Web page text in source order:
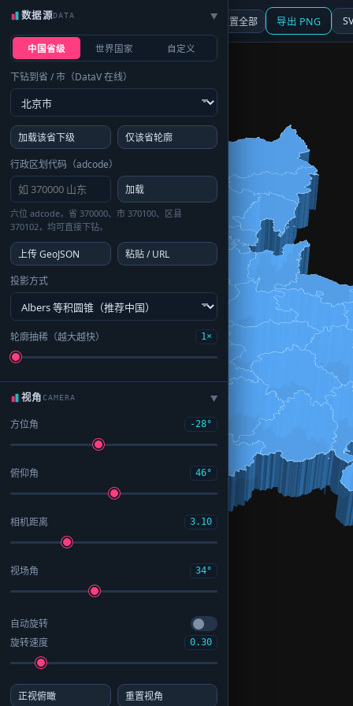
☰ 面板 地图 重置全部 导出 PNG
数据源DATA ▶
中国省级 世界国家 自定义
下钻到省 / 市（DataV 在线）
加载该省下级
仅该省轮廓
行政区划代码（adcode）
加载
六位 adcode，省 370000、市 370100、区县
370102，均可直接下钻。
上传 GeoJSON
粘贴 / URL
投影方式
轮廓抽稀（越大越快） 1×
视角CAMERA ▶
方位角 -28°
俯仰角 46°
相机距离 3.10
视场角 34°
自动旋转
旋转速度
0.30
正视俯瞰 重置视角